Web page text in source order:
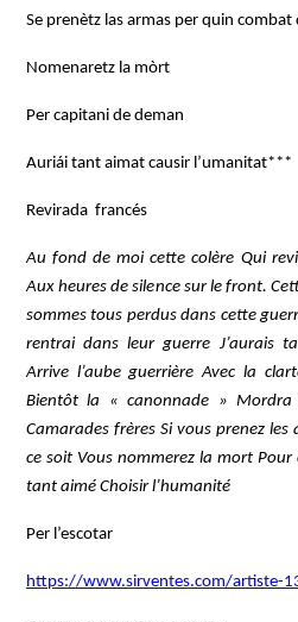
Se prenètz las armas per quin combat
Nomenaretz la mòrt
Per capitani de deman
Auriái tant aimat causir l’umanitat***
Revirada francés
Au fond de moi cette colère Qui
Aux heures de silence sur le front.
sommes tous perdus dans cette
rentrai dans leur guerre J’aurais
Arrive l’aube guerrière Avec la
Bientôt la « canonnade » Mordra
Camarades frères Si vous prenez
ce soit Vous nommerez la mort Pour
tant aimé Choisir l’humanité
Per l’escotar
https://www.sirventes.com/artiste-